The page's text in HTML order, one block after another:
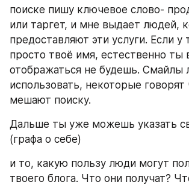
поиске пишу ключевое слово-
или таргет, и мне выдает людей,
предоставляют эти услуги. Если у
просто твоё имя, естественно ты
отображаться не будешь. Смайлы
использовать, некоторые
мешают поиску.
Дальше ты уже можешь указать
(графа о себе)
и то, какую пользу люди могут
твоего блога. Что они получат?